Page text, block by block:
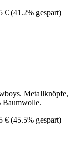
€ (41.2% gespart)
Metallknöpfe,
Baumwolle.
€ (45.5% gespart)